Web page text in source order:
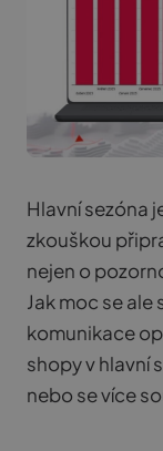
Hlavní sezóna
zkouškou
nejen o
Jak moc se
komunikace
shopy v hlavní
nebo se více